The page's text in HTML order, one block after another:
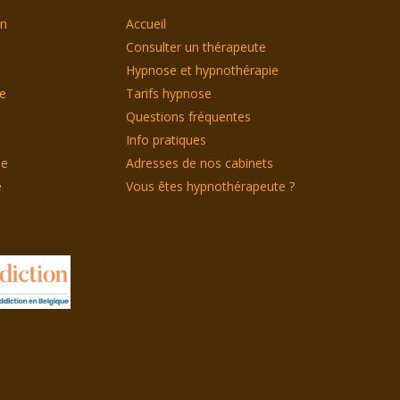
Accueil
Consulter un thérapeute
Hypnose et hypnothérapie
Tarifs hypnose
Questions fréquentes
Info pratiques
Adresses de nos cabinets
Vous êtes hypnothérapeute ?